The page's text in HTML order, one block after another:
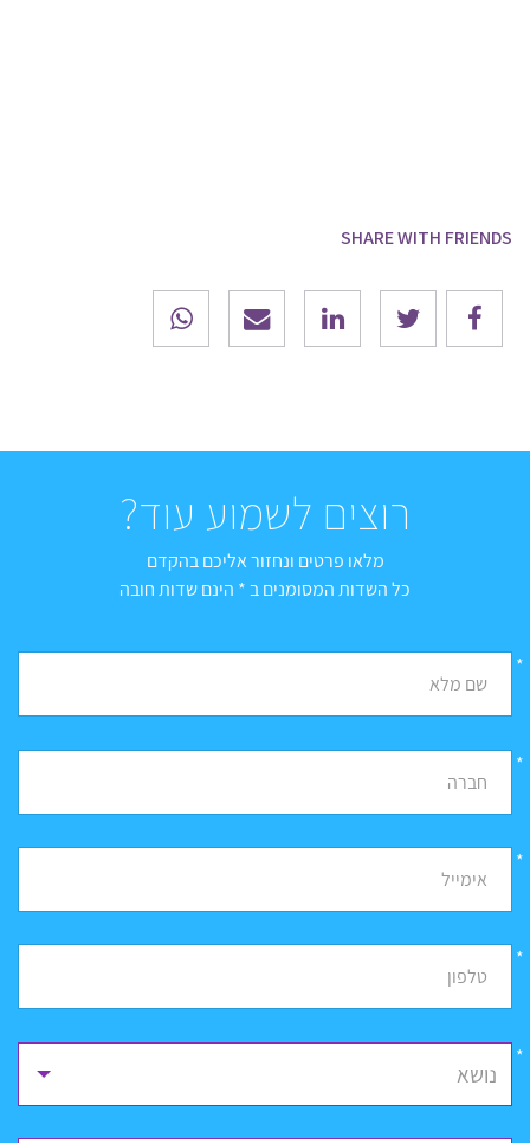
SHARE WITH FRIENDS
רוצים לשמוע עוד?
מלאו פרטים ונחזור אליכם בהקדם
כל השדות המסומנים ב * הינם שדות חובה
שם מלא
*
חברה
*
אימייל
*
טלפון
*
נושא